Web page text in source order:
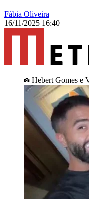
Fábia Oliveira
16/11/2025 16:40
Hebert Gomes e